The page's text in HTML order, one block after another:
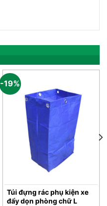
-19%
Túi đựng rác phụ kiện xe
đẩy dọn phòng chữ L